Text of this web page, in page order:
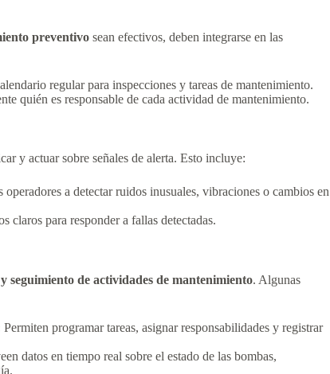
preventivo sean efectivos, deben integrarse en las
regular para inspecciones y tareas de mantenimiento.
quién es responsable de cada actividad de mantenimiento.
y actuar sobre señales de alerta. Esto incluye:
operadores a detectar ruidos inusuales, vibraciones o cambios en
claros para responder a fallas detectadas.
seguimiento de actividades de mantenimiento. Algunas
Permiten programar tareas, asignar responsabilidades y registrar
datos en tiempo real sobre el estado de las bombas,